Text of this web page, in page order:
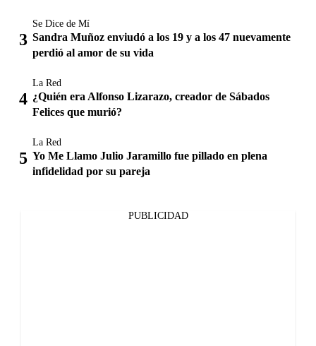
Se Dice de Mí
Sandra Muñoz enviudó a los 19 y a los 47 nuevamente
perdió al amor de su vida
La Red
¿Quién era Alfonso Lizarazo, creador de Sábados
Felices que murió?
La Red
Yo Me Llamo Julio Jaramillo fue pillado en plena
infidelidad por su pareja
PUBLICIDAD